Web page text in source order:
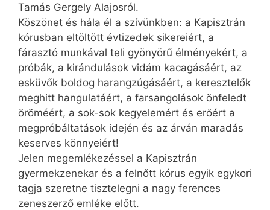
Tamás Gergely Alajosról.
Köszönet és hála él a szívünkben: a Kapisztrán
kórusban eltöltött évtizedek sikereiért, a
fárasztó munkával teli gyönyörű élményekért, a
próbák, a kirándulások vidám kacagásáért, az
esküvők boldog harangzúgásáért, a keresztelők
meghitt hangulatáért, a farsangolások önfeledt
öröméért, a sok-sok kegyelemért és erőért a
megpróbáltatások idején és az árván maradás
keserves könnyeiért!
Jelen megemlékezéssel a Kapisztrán
gyermekzenekar és a felnőtt kórus egyik egykori
tagja szeretne tisztelegni a nagy ferences
zeneszerző emléke előtt.